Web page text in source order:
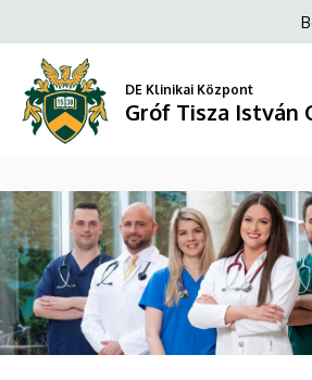
Tisza
István
Campus
DE Klinikai Központ
Gróf Tisza István